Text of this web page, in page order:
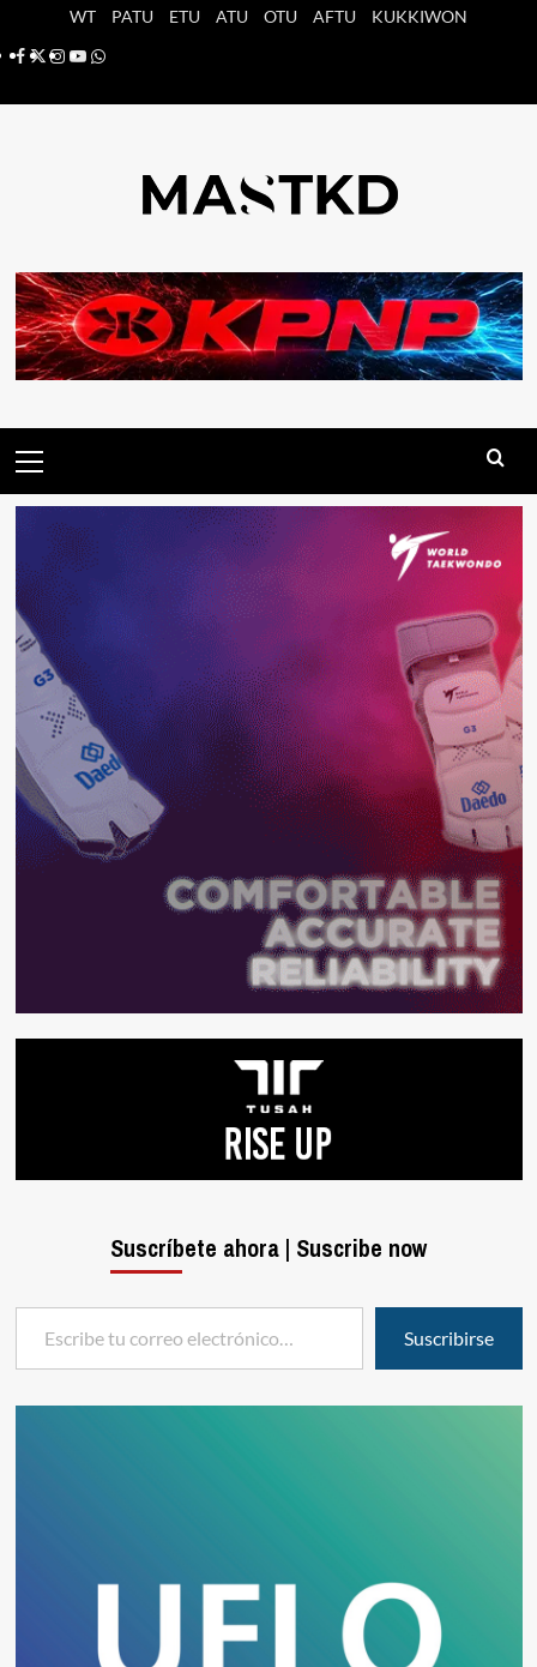
WT PATU ETU ATU OTU AFTU
KUKKIWON
Facebook
X Instagram
YouTube
Whatsapp
principal
Suscríbete ahora | Suscribe now
Escribe tu correo electrónico…
Suscribirse